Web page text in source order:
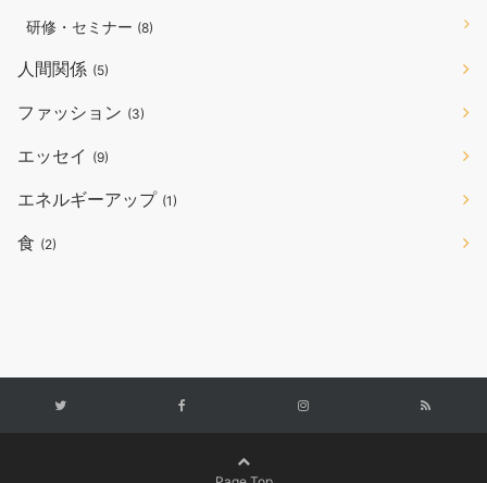
研修・セミナー (8)
人間関係 (5)
ファッション (3)
エッセイ (9)
エネルギーアップ (1)
食 (2)